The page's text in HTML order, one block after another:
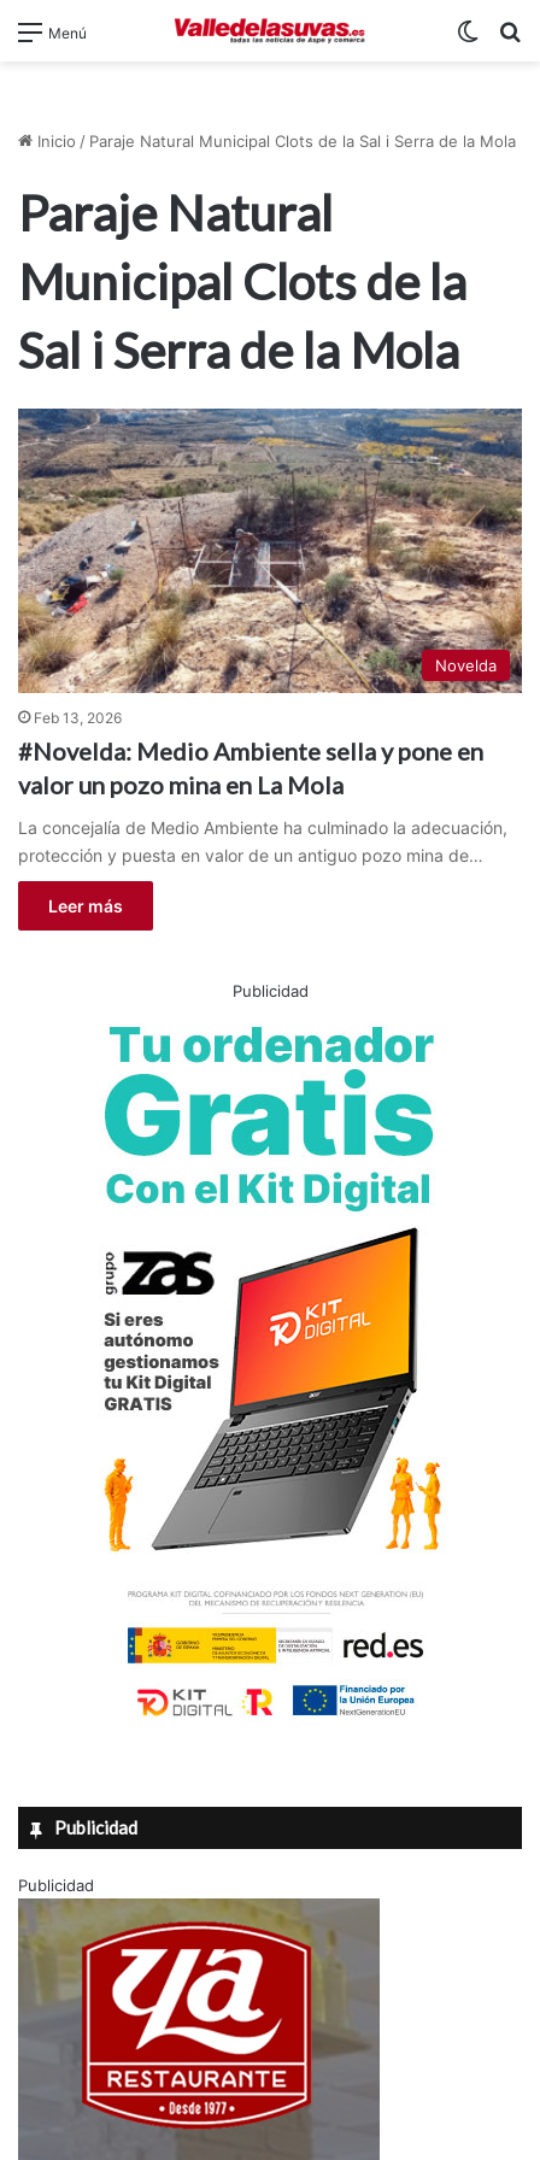
Menú
Inicio / Paraje Natural Municipal Clots de la Sal i Serra de la Mola
Paraje Natural
Municipal Clots de la
Sal i Serra de la Mola
Novelda
Feb 13, 2026
#Novelda: Medio Ambiente sella y pone en
valor un pozo mina en La Mola
La concejalía de Medio Ambiente ha culminado la adecuación,
protección y puesta en valor de un antiguo pozo mina de…
Leer más
Publicidad
Publicidad
Publicidad